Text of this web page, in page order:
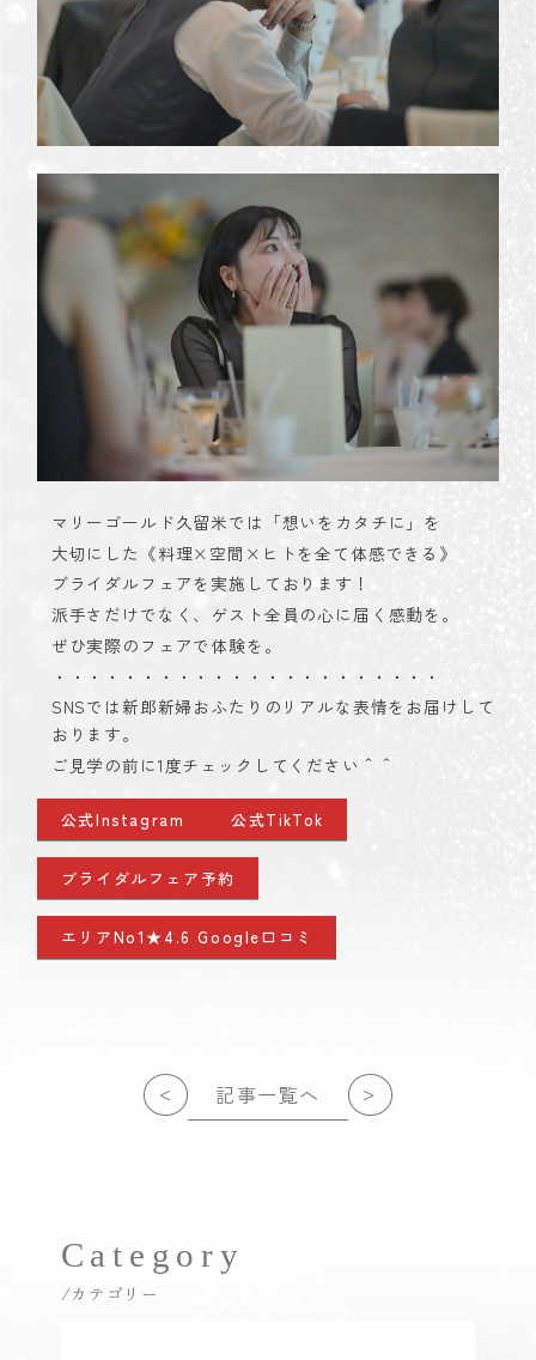
マリーゴールド久留米では「想いをカタチに」を
大切にした《料理×空間×ヒトを全て体感できる》
ブライダルフェアを実施しております！
派手さだけでなく、ゲスト全員の心に届く感動を。
ぜひ実際のフェアで体験を。
・・・・・・・・・・・・・・・・・・・・・・
SNSでは新郎新婦おふたりのリアルな表情をお届けして
おります。
ご見学の前に1度チェックしてください＾＾
公式Instagram 公式TikTok
ブライダルフェア予約
エリアNo1★4.6 Google口コミ
< 記事一覧へ >
Category
/カテゴリー